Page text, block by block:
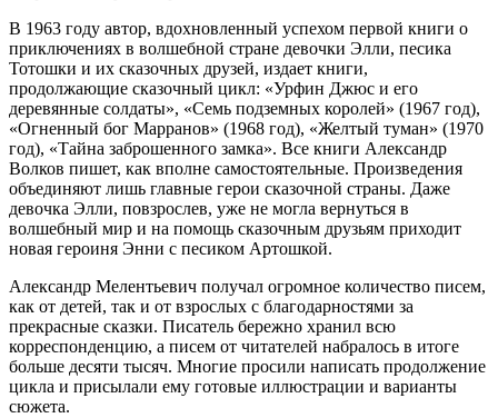
В 1963 году автор, вдохновленный успехом первой книги о
приключениях в волшебной стране девочки Элли, песика
Тотошки и их сказочных друзей, издает книги,
продолжающие сказочный цикл: «Урфин Джюс и его
деревянные солдаты», «Семь подземных королей» (1967 год),
«Огненный бог Марранов» (1968 год), «Желтый туман» (1970
год), «Тайна заброшенного замка». Все книги Александр
Волков пишет, как вполне самостоятельные. Произведения
объединяют лишь главные герои сказочной страны. Даже
девочка Элли, повзрослев, уже не могла вернуться в
волшебный мир и на помощь сказочным друзьям приходит
новая героиня Энни с песиком Артошкой.
Александр Мелентьевич получал огромное количество писем,
как от детей, так и от взрослых с благодарностями за
прекрасные сказки. Писатель бережно хранил всю
корреспонденцию, а писем от читателей набралось в итоге
больше десяти тысяч. Многие просили написать продолжение
цикла и присылали ему готовые иллюстрации и варианты
сюжета.